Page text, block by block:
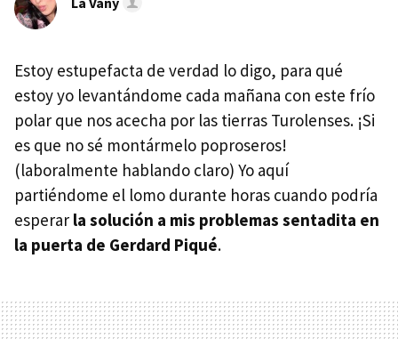
Estoy estupefacta de verdad lo digo, para qué
estoy yo levantándome cada mañana con este frío
polar que nos acecha por las tierras Turolenses. ¡Si
es que no sé montármelo poproseros!
(laboralmente hablando claro) Yo aquí
partiéndome el lomo durante horas cuando podría
esperar la solución a mis problemas sentadita en
la puerta de Gerdard Piqué.